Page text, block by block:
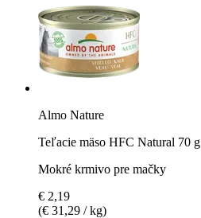
Almo Nature
Teľacie mäso HFC Natural 70 g
Mokré krmivo pre mačky
€ 2,19
(€ 31,29 / kg)